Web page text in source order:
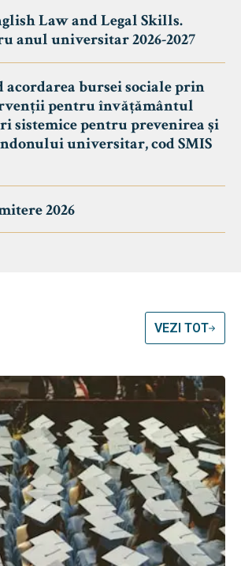
Law and Legal Skills.
anul universitar 2026-2027
bursei sociale prin
pentru învățământul
sistemice pentru prevenirea și
universitar, cod SMIS
2026
VEZI TOT